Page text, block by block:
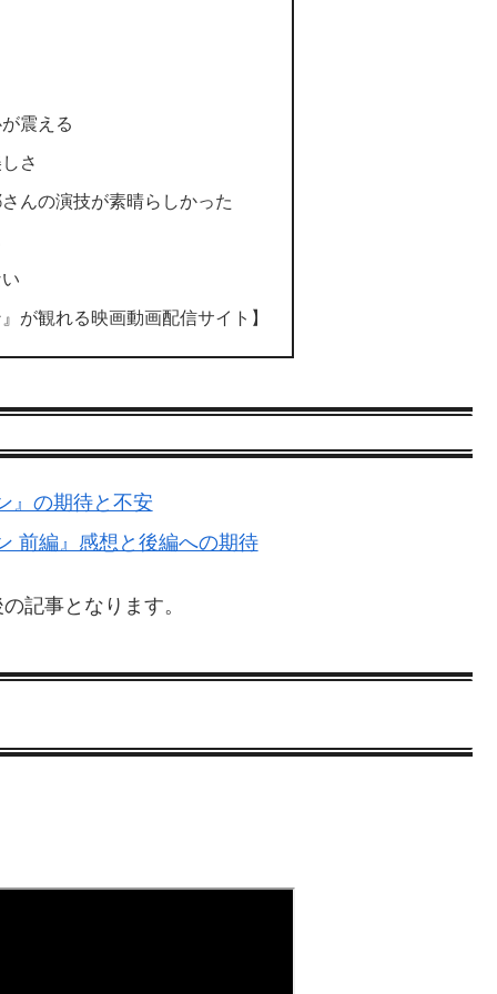
震える
さ
んの演技が素晴らしかった
が観れる映画動画配信サイト】
』の期待と不安
前編』感想と後編への期待
記事となります。